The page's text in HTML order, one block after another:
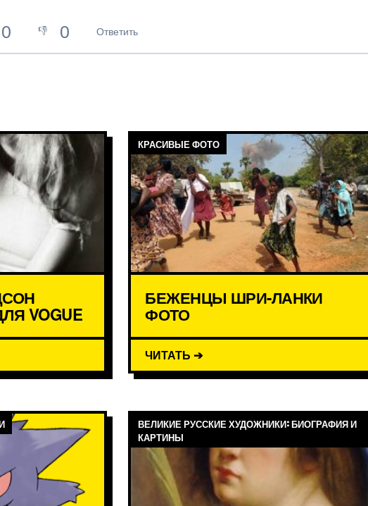
0 👎 0 Ответить
VOGUE
КРАСИВЫЕ ФОТО
БЕЖЕНЦЫ ШРИ-ЛАНКИ
ФОТО
ЧИТАТЬ ➔
ВЕЛИКИЕ РУССКИЕ ХУДОЖНИКИ: БИОГРАФИЯ И
КАРТИНЫ